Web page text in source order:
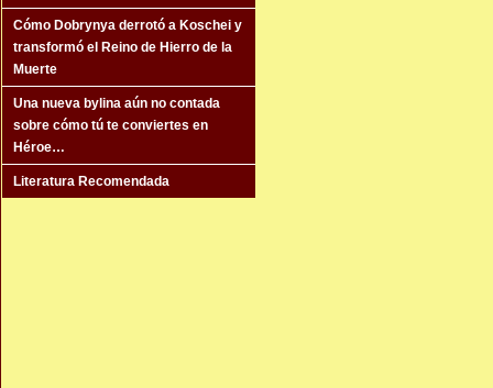
Cómo Dobrynya derrotó a Koschei y
transformó el Reino de Hierro de la
Muerte
Una nueva bylina aún no contada
sobre cómo tú te conviertes en
Héroe…
Literatura Recomendada